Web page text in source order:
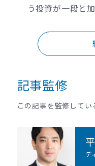
う投資が一段と
記事監修
この記事を監修してい
デ